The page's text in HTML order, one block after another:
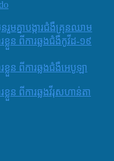
គ្នាបង្ការជំងឺគ្រុនឈាម
ខ្លួន ពីការឆ្លងជំងឺកូវីដ-១៩
លួន ពីការឆ្លងជំងឺអេបូឡា
លួន ពីការឆ្លងវីរុសហាន់តា